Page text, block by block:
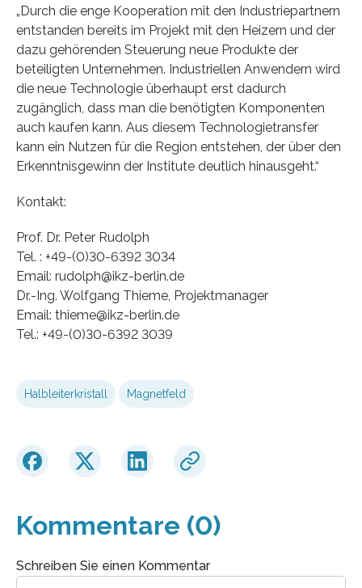
„Durch die enge Kooperation mit den Industriepartnern
entstanden bereits im Projekt mit den Heizern und der
dazu gehörenden Steuerung neue Produkte der
beteiligten Unternehmen. Industriellen Anwendern wird
die neue Technologie überhaupt erst dadurch
zugänglich, dass man die benötigten Komponenten
auch kaufen kann. Aus diesem Technologietransfer
kann ein Nutzen für die Region entstehen, der über den
Erkenntnisgewinn der Institute deutlich hinausgeht.“
Kontakt:
Prof. Dr. Peter Rudolph
Tel. : +49-(0)30-6392 3034
Email: rudolph@ikz-berlin.de
Dr.-Ing. Wolfgang Thieme, Projektmanager
Email: thieme@ikz-berlin.de
Tel.: +49-(0)30-6392 3039
Halbleiterkristall Magnetfeld
Kommentare (0)
Schreiben Sie einen Kommentar